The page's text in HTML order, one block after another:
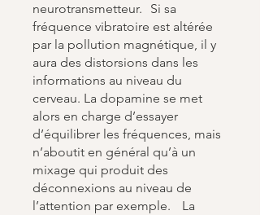
neurotransmetteur. Si sa
fréquence vibratoire est altérée
par la pollution magnétique, il y
aura des distorsions dans les
informations au niveau du
cerveau. La dopamine se met
alors en charge d’essayer
d’équilibrer les fréquences, mais
n’aboutit en général qu’à un
mixage qui produit des
déconnexions au niveau de
l’attention par exemple. La